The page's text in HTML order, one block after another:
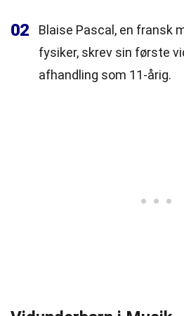
02
Blaise Pascal, en fransk
fysiker, skrev sin første
afhandling som 11-årig.